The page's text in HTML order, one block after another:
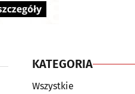
KATEGORIA
Wszystkie